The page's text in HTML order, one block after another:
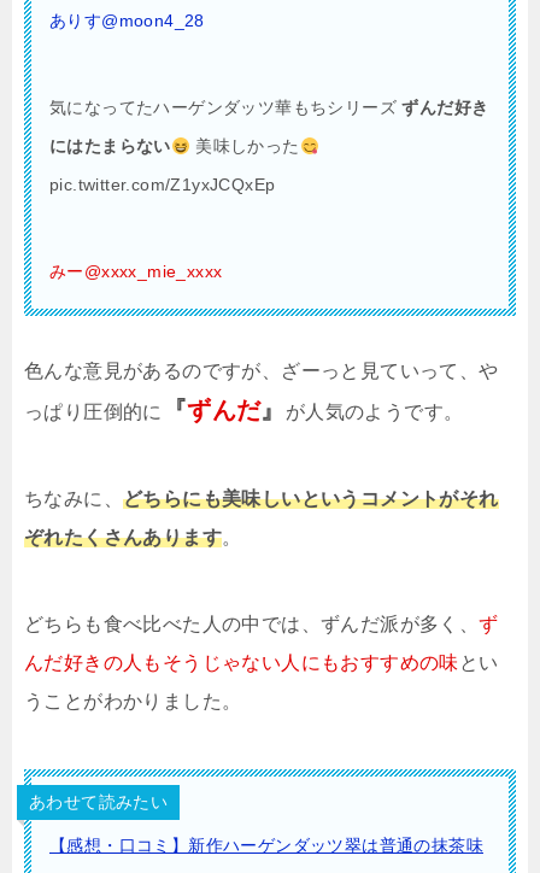
ありす@moon4_28
気になってたハーゲンダッツ華もちシリーズずんだ好き
にはたまらない
美味しかった
pic.twitter.com/Z1yxJCQxEp
みー@xxxx_mie_xxxx
色んな意見があるのですが、ざーっと見ていって、や
っぱり圧倒的に
『ずんだ』 が人気のようです。
ちなみに、 どちらにも美味しいというコメントがそれ
ぞれたくさんあります。
どちらも食べ比べた人の中では、ずんだ派が多く、ず
んだ好きの人もそうじゃない人にもおすすめの味とい
うことがわかりました。
あわせて読みたい
【感想・口コミ】新作ハーゲンダッツ翠は普通の抹茶味